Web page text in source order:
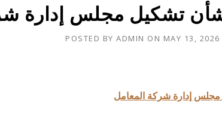
تشكيل مجلس إدارة
POSTED BY ADMIN ON MAY 13, 2026
إدارة شركة المعامل